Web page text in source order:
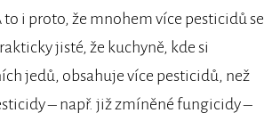
i proto, že mnohem více pesticidů se
jisté, že kuchyně, kde si
jedů, obsahuje více pesticidů, než
– např. již zmíněné fungicidy –